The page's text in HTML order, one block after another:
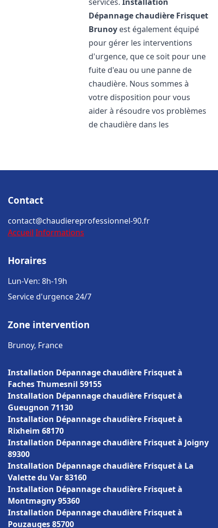
Dépannage chaudière Frisquet
Brunoy est également équipé
pour gérer les interventions
d'urgence, que ce soit pour une
fuite d'eau ou une panne de
chaudière. Nous sommes à
votre disposition pour vous
aider à résoudre vos problèmes
de chaudière dans les
Contact
contact@chaudiereprofessionnel-90.fr
Accueil Informations
Horaires
Lun-Ven: 8h-19h
Service d'urgence 24/7
Zone intervention
Brunoy, France
Installation Dépannage chaudière Frisquet à
Faches Thumesnil 59155
Installation Dépannage chaudière Frisquet à
Gueugnon 71130
Installation Dépannage chaudière Frisquet à
Rixheim 68170
Installation Dépannage chaudière Frisquet à Joigny
89300
Installation Dépannage chaudière Frisquet à La
Valette du Var 83160
Installation Dépannage chaudière Frisquet à
Montmagny 95360
Installation Dépannage chaudière Frisquet à
Pouzauges 85700